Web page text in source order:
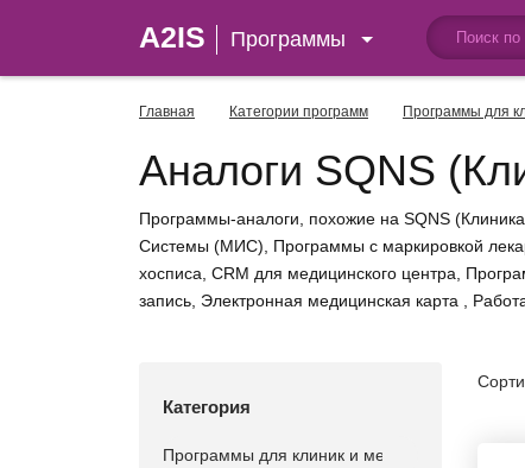
A2IS Программы
Главная Категории программ Программы для
Аналоги SQNS
Программы-аналоги, похожие на SQNS
Системы (МИС), Программы с маркировкой
хосписа, CRM для медицинского центра,
запись, Электронная медицинская карта ,
Категория